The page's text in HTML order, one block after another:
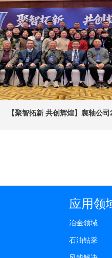
【聚智拓新 共创辉煌】襄轴公
应用领
冶金领域
石油钻采